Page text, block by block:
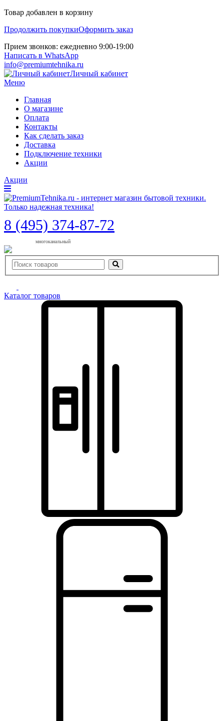
Товар добавлен в корзину
Продолжить покупкиОформить заказ
Прием звонков: ежедневно 9:00-19:00
Написать в WhatsApp
info@premiumtehnika.ru
Личный кабинет
Меню
Главная
О магазине
Оплата
Контакты
Как сделать заказ
Доставка
Подключение техники
Акции
Акции
8 (495) 374-87-72
многоканальный
Каталог товаров